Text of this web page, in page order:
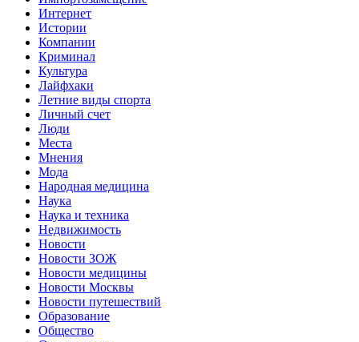
Интернет
Истории
Компании
Криминал
Культура
Лайфхаки
Летние виды спорта
Личный счет
Люди
Места
Мнения
Мода
Народная медицина
Наука
Наука и техника
Недвижимость
Новости
Новости ЗОЖ
Новости медицины
Новости Москвы
Новости путешествий
Образование
Общество